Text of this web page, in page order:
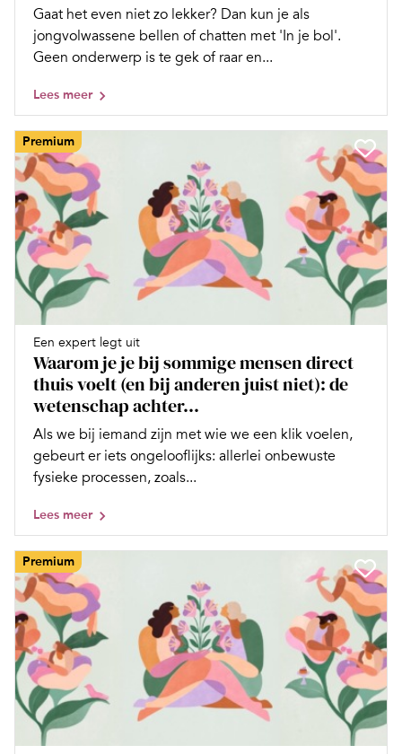
Gaat het even niet zo lekker? Dan kun je als
jongvolwassene bellen of chatten met 'In je bol'.
Geen onderwerp is te gek of raar en...
Lees meer
Premium
Een expert legt uit
Waarom je je bij sommige mensen direct
thuis voelt (en bij anderen juist niet): de
wetenschap achter...
Als we bij iemand zijn met wie we een klik voelen,
gebeurt er iets ongelooflijks: allerlei onbewuste
fysieke processen, zoals...
Lees meer
Premium